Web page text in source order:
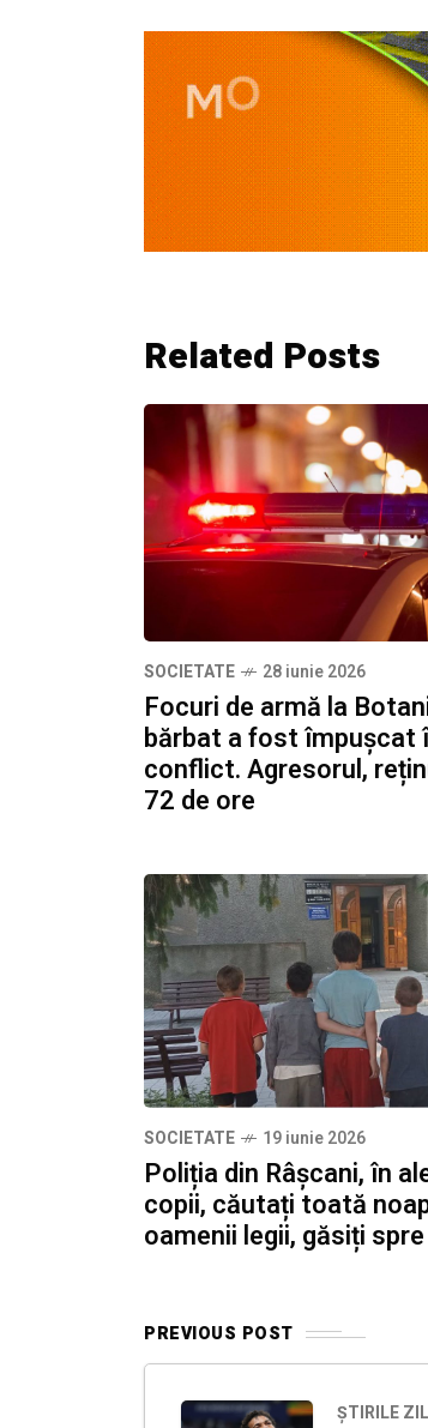
Related Posts
SOCIETATE 28 iunie 2026
Focuri de armă la
bărbat a fost împușcat
conflict. Agresorul,
72 de ore
SOCIETATE 19 iunie 2026
Poliția din Râșcani, în
copii, căutați toată
oamenii legii, găsiți
PREVIOUS POST
ȘTIRILE